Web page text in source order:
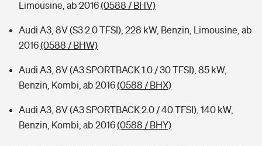
Limousine, ab 2016(0588 / BHV)
Audi A3, 8V (S3 2.0 TFSI), 228 kW, Benzin, Limousine, ab
2016(0588 / BHW)
Audi A3, 8V (A3 SPORTBACK 1.0 / 30 TFSI), 85 kW,
Benzin, Kombi, ab 2016(0588 / BHX)
Audi A3, 8V (A3 SPORTBACK 2.0 / 40 TFSI), 140 kW,
Benzin, Kombi, ab 2016(0588 / BHY)